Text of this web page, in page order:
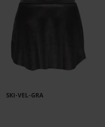
SKI-VEL-GRA